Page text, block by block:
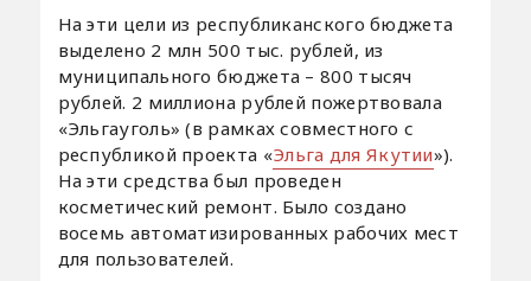
На эти цели из республиканского бюджета
выделено 2 млн 500 тыс. рублей, из
муниципального бюджета – 800 тысяч
рублей. 2 миллиона рублей пожертвовала
«Эльгауголь» (в рамках совместного с
республикой проекта «Эльга для Якутии»).
На эти средства был проведен
косметический ремонт. Было создано
восемь автоматизированных рабочих мест
для пользователей.